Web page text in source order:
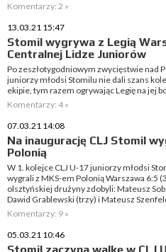
Komentarzy: 2 »
13.03.21 15:47
Stomil wygrywa z Legią
Centralnej Lidze Juniorów
Po zeszłotygodniowym zwycięstwie nad
juniorzy młodsi Stomilu nie dali szans
ekipie, tym razem ogrywając Legię na jej
Komentarzy: 4 »
07.03.21 14:08
Na inaugurację CLJ Stomil
Polonią
W 1. kolejce CLJ U-17 juniorzy młodsi
wygrali z MKS-em Polonią Warszawa 6:5
olsztyńskiej drużyny zdobyli: Mateusz
Dawid Grablewski (trzy) i Mateusz
Komentarzy: 9 »
05.03.21 10:46